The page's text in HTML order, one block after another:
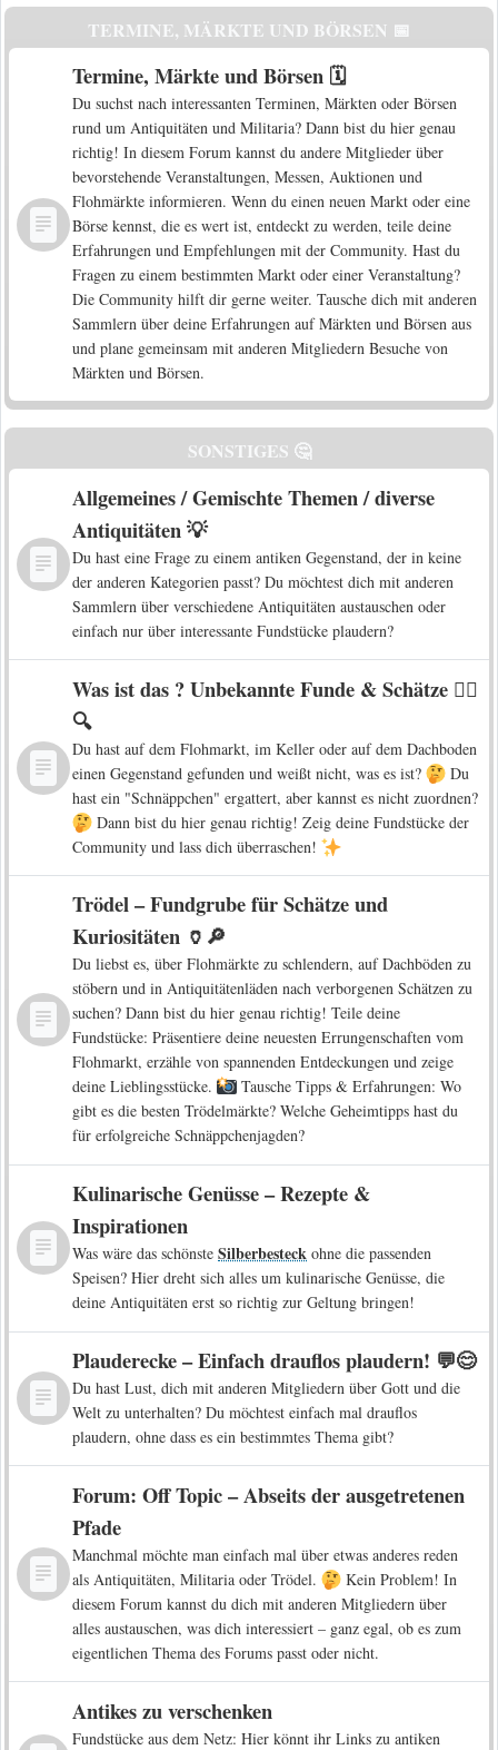
TERMINE, MÄRKTE UND BÖRSEN 📅
Termine, Märkte und Börsen 🗓️
Du suchst nach interessanten Terminen, Märkten oder Börsen
rund um Antiquitäten und Militaria? Dann bist du hier genau
richtig! In diesem Forum kannst du andere Mitglieder über
bevorstehende Veranstaltungen, Messen, Auktionen und
Flohmärkte informieren. Wenn du einen neuen Markt oder eine
Börse kennst, die es wert ist, entdeckt zu werden, teile deine
Erfahrungen und Empfehlungen mit der Community. Hast du
Fragen zu einem bestimmten Markt oder einer Veranstaltung?
Die Community hilft dir gerne weiter. Tausche dich mit anderen
Sammlern über deine Erfahrungen auf Märkten und Börsen aus
und plane gemeinsam mit anderen Mitgliedern Besuche von
Märkten und Börsen.
SONSTIGES 🤔
Allgemeines / Gemischte Themen / diverse
Antiquitäten 💡
Du hast eine Frage zu einem antiken Gegenstand, der in keine
der anderen Kategorien passt? Du möchtest dich mit anderen
Sammlern über verschiedene Antiquitäten austauschen oder
einfach nur über interessante Fundstücke plaudern?
Was ist das ? Unbekannte Funde & Schätze 🕵️‍♀️
🔍
Du hast auf dem Flohmarkt, im Keller oder auf dem Dachboden
einen Gegenstand gefunden und weißt nicht, was es ist?
Du
hast ein "Schnäppchen" ergattert, aber kannst es nicht zuordnen?
Dann bist du hier genau richtig! Zeig deine Fundstücke der
Community und lass dich überraschen!
Trödel – Fundgrube für Schätze und
Kuriositäten 🏺🔎
Du liebst es, über Flohmärkte zu schlendern, auf Dachböden zu
stöbern und in Antiquitätenläden nach verborgenen Schätzen zu
suchen? Dann bist du hier genau richtig! Teile deine
Fundstücke: Präsentiere deine neuesten Errungenschaften vom
Flohmarkt, erzähle von spannenden Entdeckungen und zeige
deine Lieblingsstücke.
Tausche Tipps & Erfahrungen: Wo
gibt es die besten Trödelmärkte? Welche Geheimtipps hast du
für erfolgreiche Schnäppchenjagden?
Kulinarische Genüsse – Rezepte &
Inspirationen
Was wäre das schönsteSilberbesteck ohne die passenden
Speisen? Hier dreht sich alles um kulinarische Genüsse, die
deine Antiquitäten erst so richtig zur Geltung bringen!
Plauderecke – Einfach drauflos plaudern! 💬😊
Du hast Lust, dich mit anderen Mitgliedern über Gott und die
Welt zu unterhalten? Du möchtest einfach mal drauflos
plaudern, ohne dass es ein bestimmtes Thema gibt?
Forum: Off Topic – Abseits der ausgetretenen
Pfade
Manchmal möchte man einfach mal über etwas anderes reden
als Antiquitäten, Militaria oder Trödel.
Kein Problem! In
diesem Forum kannst du dich mit anderen Mitgliedern über
alles austauschen, was dich interessiert – ganz egal, ob es zum
eigentlichen Thema des Forums passt oder nicht.
Antikes zu verschenken
Fundstücke aus dem Netz: Hier könnt ihr Links zu antiken